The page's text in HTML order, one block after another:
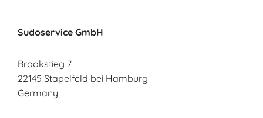
Sudoservice GmbH
Brookstieg 7
22145 Stapelfeld bei Hamburg
Germany